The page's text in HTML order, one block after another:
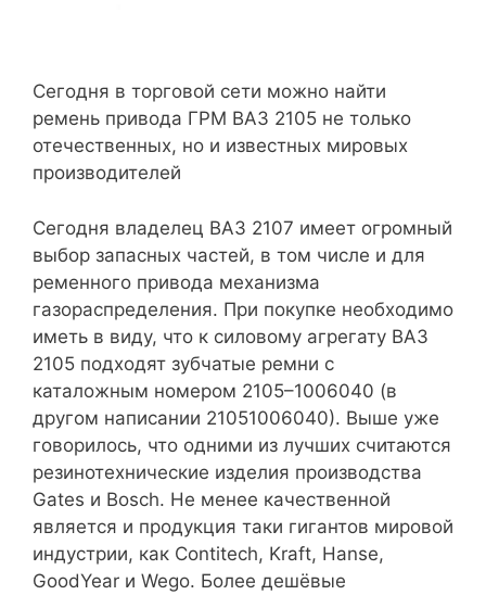
Сегодня в торговой сети можно найти
ремень привода ГРМ ВАЗ 2105 не только
отечественных, но и известных мировых
производителей
Сегодня владелец ВАЗ 2107 имеет огромный
выбор запасных частей, в том числе и для
ременного привода механизма
газораспределения. При покупке необходимо
иметь в виду, что к силовому агрегату ВАЗ
2105 подходят зубчатые ремни с
каталожным номером 2105–1006040 (в
другом написании 21051006040). Выше уже
говорилось, что одними из лучших считаются
резинотехнические изделия производства
Gates и Bosch. Не менее качественной
является и продукция таки гигантов мировой
индустрии, как Contitech, Kraft, Hanse,
GoodYear и Wego. Более дешёвые